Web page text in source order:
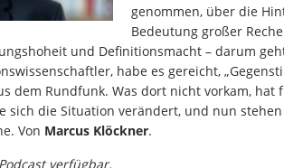
genommen, über die
Bedeutung großer
und Definitionsmacht – darum
habe es gereicht,
dem Rundfunk. Was dort nicht vorkam, hat
sich die Situation verändert, und nun
Von Marcus Klöckner.
verfügbar.